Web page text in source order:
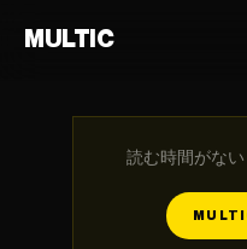
MULTIC
読む時間がな